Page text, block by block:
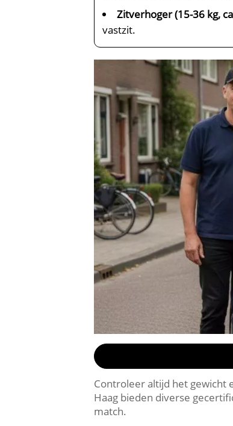
Zitverhoger (15-36 kg,
vastzit.
Controleer altijd het gewicht
Haag bieden diverse
match.